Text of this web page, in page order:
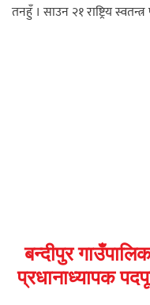
तनहुँ । साउन २१ राष्ट्रिय
बन्दीपुर
प्रधानाध्यापक